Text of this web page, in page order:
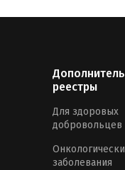
реестры
Для здоровых
добровольцев
заболевания